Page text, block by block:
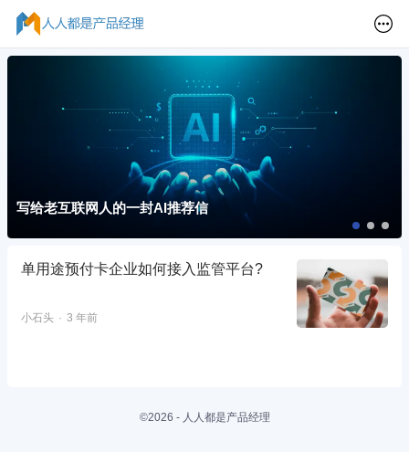
写给老互联网人的一封AI推荐信
单用途预付卡企业如何接入监管平台?
小石头 3 年前
©2026 - 人人都是产品经理